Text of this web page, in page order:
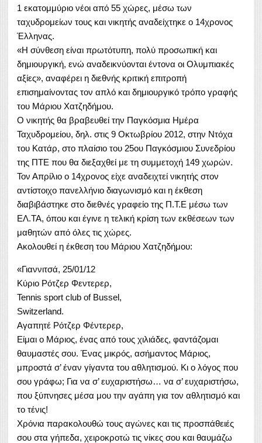
1 εκατομμύριο νέοι από 55 χώρες, μέσω των
ταχυδρομείων τους και νικητής αναδείχτηκε ο 14χρονος
Έλληνας.
«Η σύνθεση είναι πρωτότυπη, πολύ προσωπική και
δημιουργική, ενώ αναδεικνύονται έντονα οι Ολυμπιακές
αξίες», αναφέρει η διεθνής κριτική επιτροπή
επισημαίνοντας τον απλό και δημιουργικό τρόπο γραφής
του Μάριου Χατζηδήμου.
Ο νικητής θα βραβευθεί την Παγκόσμια Ημέρα
Ταχυδρομείου, δηλ. στις 9 Οκτωβρίου 2012, στην Ντόχα
του Κατάρ, στο πλαίσιο του 25ου Παγκόσμιου Συνεδρίου
της ΠΤΕ που θα διεξαχθεί με τη συμμετοχή 149 χωρών.
Τον Απρίλιο ο 14χρονος είχε αναδειχτεί νικητής στον
αντίστοιχο πανελλήνιο διαγωνισμό και η έκθεση
διαβιβάστηκε στο διεθνές γραφείο της Π.Τ.Ε μέσω των
ΕΛ.ΤΑ, όπου και έγινε η τελική κρίση των εκθέσεων των
μαθητών από όλες τις χώρες.
Ακολουθεί η έκθεση του Μάριου Χατζηδήμου:
«Γιαννιτσά, 25/01/12
Κύριο Ρότζερ Φεντερερ,
Tennis sport club of Bussel,
Switzerland.
Αγαπητέ Ρότζερ Φέντερερ,
Είμαι ο Μάριος, ένας από τους χιλιάδες, φαντάζομαι
θαυμαστές σου. Ένας μικρός, ασήμαντος Μάριος,
μπροστά σ’ έναν γίγαντα του αθλητισμού. Κι ο λόγος που
σου γράφω; Για να σ’ ευχαριστήσω… να σ’ ευχαριστήσω,
που ξύπνησες μέσα μου την αγάπη για τον αθλητισμό και
το τένις!
Χρόνια παρακολουθώ τους αγώνες και τις προσπάθειές
σου στα γήπεδα, χειροκροτώ τις νίκες σου και θαυμάζω